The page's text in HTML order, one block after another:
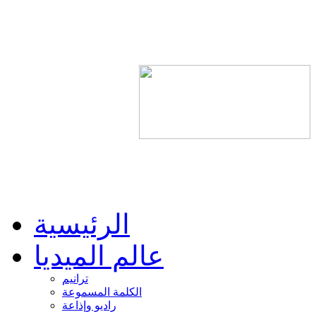
الرئيسية
عالم الميديا
ترانيم
الكلمة المسموعة
راديو وإذاعة